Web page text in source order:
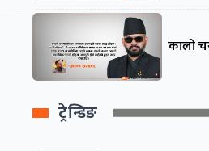
कालो
ट्रेन्डिङ